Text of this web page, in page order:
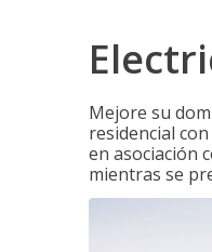
Mejore su
residencial
en asociación
mientras se